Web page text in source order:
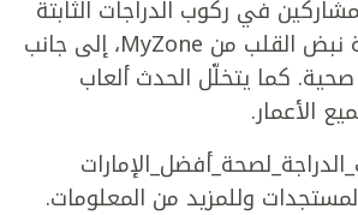
في ركوب الدراجات الثابتة
على جهاز لمراقبة نبض القلب من MyZone، إلى جانب
كما يتخلّل الحدث ألعاب
الأعمار.
وللمزيد من المعلومات.